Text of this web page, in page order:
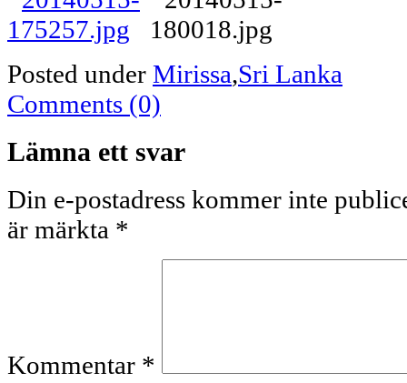
Posted under Mirissa,Sri Lanka
Comments (0)
Lämna ett svar
Din e-postadress kommer inte
är märkta *
Kommentar *